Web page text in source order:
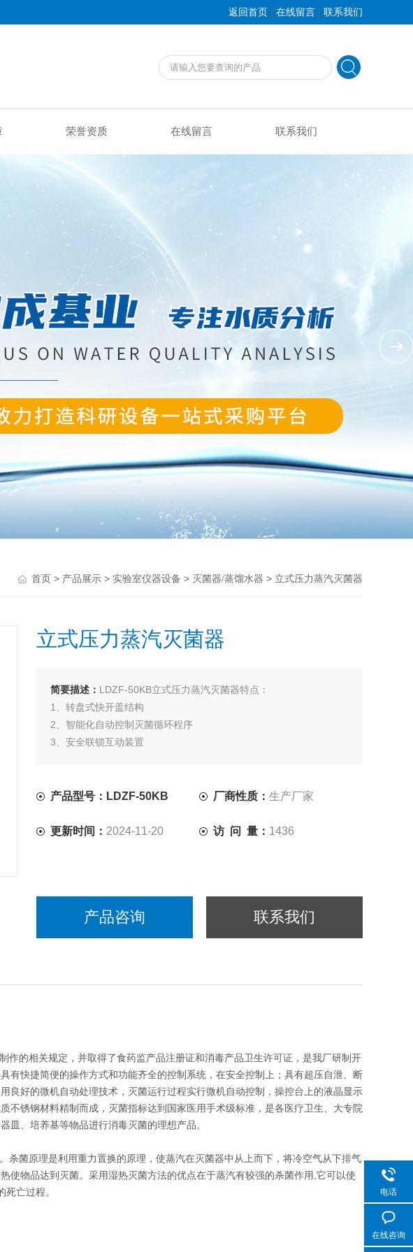
返回首页 | 在线留言 | 联系我们
荣誉资质 在线留言 联系我们
首页 > 产品展示 > 实验室仪器设备 > 灭菌器/蒸馏水器 > 立式压力蒸汽灭菌器
立式压力蒸汽灭菌器
简要描述： LDZF-50KB立式压力蒸汽灭菌器特点：
1、转盘式快开盖结构
2、智能化自动控制灭菌循环程序
3、安全联锁互动装置
6、灭菌时间设定范围（0-99小时）
产品型号：LDZF-50KB 厂商性质：生产厂家
更新时间： 2024-11-20 访 问 量： 1436
产品咨询 联系我们
的相关规定，并取得了食药监产品注册证和消毒产品卫生许可证，是我厂研制开
有快捷简便的操作方式和功能齐全的控制系统，在安全控制上；具有超压自泄、断
良好的微机自动处理技术，灭菌运行过程实行微机自动控制，操控台上的液晶显示
不锈钢材料精制而成，灭菌指标达到国家医用手术级标准，是各医疗卫生、大专院
皿、培养基等物品进行消毒灭菌的理想产品。
菌原理是利用重力置换的原理，使蒸汽在灭菌器中从上而下，将冷空气从下排气
使物品达到灭菌。采用湿热灭菌方法的优点在于蒸汽有较强的杀菌作用,它可以使
死亡过程。
电话
在线咨询